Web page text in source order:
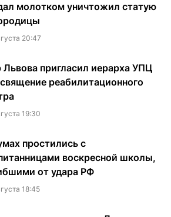
молотком уничтожил статую
20:47
пригласил иерарха УПЦ
реабилитационного
19:30
простились с
воскресной школы,
от удара РФ
18:45